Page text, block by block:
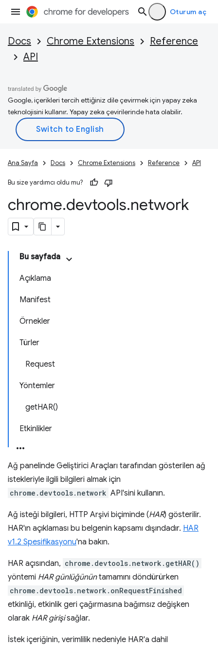
Oturum aç
Docs Chrome Extensions
Reference
API
Google, içerikleri tercih ettiğiniz dile çevirmek için yapay zeka
teknolojisini kullanır. Yapay zeka çevirilerinde hata olabilir.
Ana Sayfa Docs Chrome Extensions Reference API
Bu size yardımcı oldu mu?
chrome.devtools.network
Bu sayfada
Açıklama
Manifest
Örnekler
Türler
Request
Yöntemler
getHAR()
Etkinlikler
Ağ panelinde Geliştirici Araçları tarafından gösterilen ağ
istekleriyle ilgili bilgileri almak için
chrome.devtools.network API'sini kullanın.
Ağ isteği bilgileri, HTTP Arşivi biçiminde (HAR) gösterilir.
HAR'ın açıklaması bu belgenin kapsamı dışındadır. HAR
v1.2 Spesifikasyonu'na bakın.
HAR açısından, chrome.devtools.network.getHAR()
yöntemi HAR günlüğününtamamını döndürürken
chrome.devtools.network.onRequestFinished
etkinliği, etkinlik geri çağırmasına bağımsız değişken
olarak HAR girişisağlar.
İstek içeriğinin, verimlilik nedeniyle HAR'a dahil